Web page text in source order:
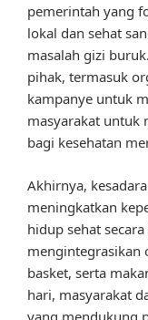
pemerintah yang
lokal dan sehat
masalah gizi
pihak, termasuk
kampanye untuk
masyarakat untuk
bagi kesehatan
Akhirnya,
meningkatkan
hidup sehat
mengintegrasikan
basket, serta
hari, masyarakat
yang mendukung